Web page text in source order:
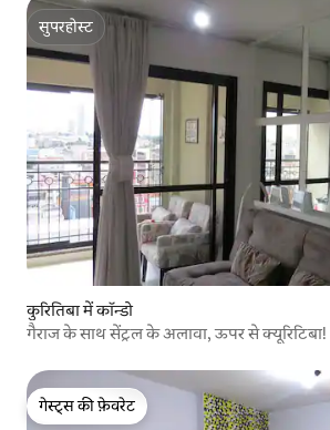
सुपरहोस्ट
सुपरहोस्ट
कुरितिबा में कॉन्डो
गैराज के साथ सेंट्रल के अलावा, ऊपर से क्यूरिटिबा!
गेस्ट्स की फ़ेवरेट
गेस्ट्स की फ़ेवरेट